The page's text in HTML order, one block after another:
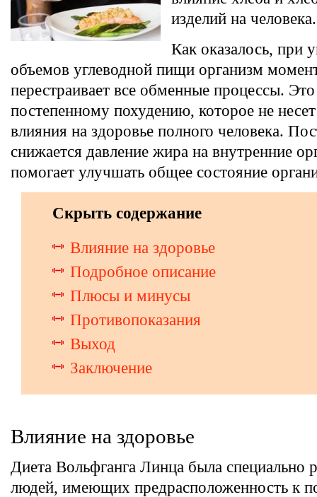
изделий на человека.
Как оказалось, при
объемов углеводной пищи организм
перестраивает все обменные процессы.
постепенному похудению, которое не несет
влияния на здоровье полного человека.
снижается давление жира на внутренние
помогает улучшать общее состояние
Скрыть содержание
Влияние на здоровье
Подробное описание
Плюсы и минусы
Противопоказания
Выход
Заключение
Влияние на здоровье
Диета Вольфганга Линца была специально
людей, имеющих предрасположенность к